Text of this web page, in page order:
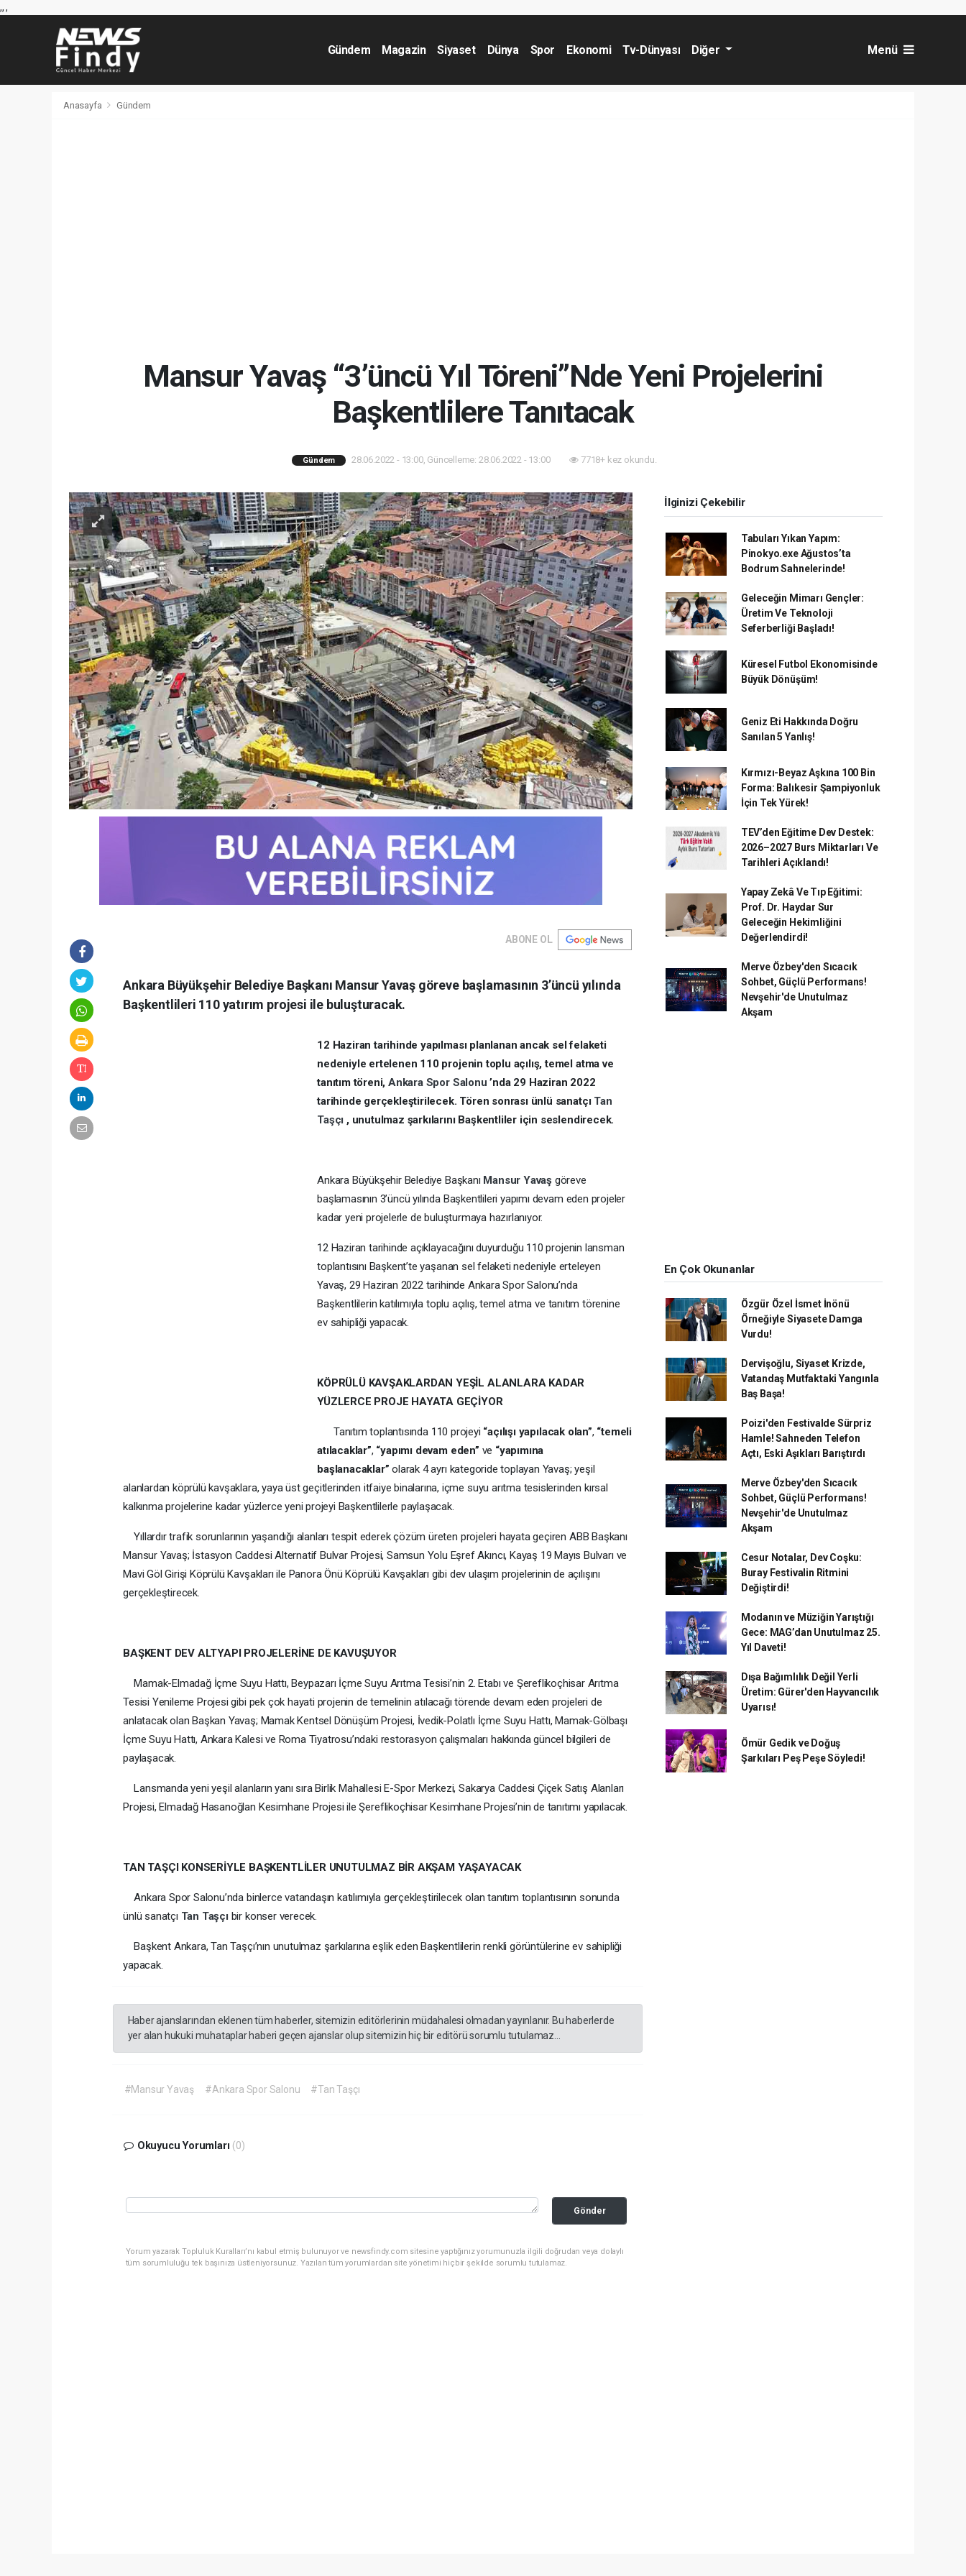
,,,
Gündem Magazin Siyaset Dünya Spor Ekonomi Tv-Dünyası Diğer Menü
Anasayfa Gündem
Mansur Yavaş “3’üncü Yıl Töreni”Nde Yeni Projelerini
Başkentlilere Tanıtacak
Gündem 28.06.2022 - 13:00, Güncelleme: 28.06.2022 - 13:00 7718+ kez okundu.
ABONE OL
Ankara Büyükşehir Belediye Başkanı Mansur Yavaş göreve başlamasının 3’üncü yılında
Başkentlileri 110 yatırım projesi ile buluşturacak.
12 Haziran tarihinde yapılması planlanan ancak sel felaketi
nedeniyle ertelenen 110 projenin toplu açılış, temel atma ve
tanıtım töreni,Ankara Spor Salonu’nda 29 Haziran 2022
tarihinde gerçekleştirilecek. Tören sonrası ünlü sanatçı Tan
Taşçı , unutulmaz şarkılarını Başkentliler için seslendirecek.
Ankara Büyükşehir Belediye Başkanı Mansur Yavaş göreve
başlamasının 3’üncü yılında Başkentlileri yapımı devam eden projeler
kadar yeni projelerle de buluşturmaya hazırlanıyor.
12 Haziran tarihinde açıklayacağını duyurduğu 110 projenin lansman
toplantısını Başkent’te yaşanan sel felaketi nedeniyle erteleyen
Yavaş, 29 Haziran 2022 tarihinde Ankara Spor Salonu’nda
Başkentlilerin katılımıyla toplu açılış, temel atma ve tanıtım törenine
ev sahipliği yapacak.
KÖPRÜLÜ KAVŞAKLARDAN YEŞİL ALANLARA KADAR
YÜZLERCE PROJE HAYATA GEÇİYOR
Tanıtım toplantısında 110 projeyi “açılışı yapılacak olan”, “temeli
atılacaklar”, “yapımı devam eden” ve “yapımına
başlanacaklar” olarak 4 ayrı kategoride toplayan Yavaş; yeşil
alanlardan köprülü kavşaklara, yaya üst geçitlerinden itfaiye binalarına, içme suyu arıtma tesislerinden kırsal
kalkınma projelerine kadar yüzlerce yeni projeyi Başkentlilerle paylaşacak.
Yıllardır trafik sorunlarının yaşandığı alanları tespit ederek çözüm üreten projeleri hayata geçiren ABB Başkanı
Mansur Yavaş; İstasyon Caddesi Alternatif Bulvar Projesi, Samsun Yolu Eşref Akıncı, Kayaş 19 Mayıs Bulvarı ve
Mavi Göl Girişi Köprülü Kavşakları ile Panora Önü Köprülü Kavşakları gibi dev ulaşım projelerinin de açılışını
gerçekleştirecek.
BAŞKENT DEV ALTYAPI PROJELERİNE DE KAVUŞUYOR
Mamak-Elmadağ İçme Suyu Hattı, Beypazarı İçme Suyu Arıtma Tesisi’nin 2. Etabı ve Şereflikoçhisar Arıtma
Tesisi Yenileme Projesi gibi pek çok hayati projenin de temelinin atılacağı törende devam eden projeleri de
anlatacak olan Başkan Yavaş; Mamak Kentsel Dönüşüm Projesi, İvedik-Polatlı İçme Suyu Hattı, Mamak-Gölbaşı
İçme Suyu Hattı, Ankara Kalesi ve Roma Tiyatrosu’ndaki restorasyon çalışmaları hakkında güncel bilgileri de
paylaşacak.
Lansmanda yeni yeşil alanların yanı sıra Birlik Mahallesi E-Spor Merkezi, Sakarya Caddesi Çiçek Satış Alanları
Projesi, Elmadağ Hasanoğlan Kesimhane Projesi ile Şereflikoçhisar Kesimhane Projesi’nin de tanıtımı yapılacak.
TAN TAŞÇI KONSERİYLE BAŞKENTLİLER UNUTULMAZ BİR AKŞAM YAŞAYACAK
Ankara Spor Salonu’nda binlerce vatandaşın katılımıyla gerçekleştirilecek olan tanıtım toplantısının sonunda
ünlü sanatçı Tan Taşçı bir konser verecek.
Başkent Ankara, Tan Taşçı’nın unutulmaz şarkılarına eşlik eden Başkentlilerin renkli görüntülerine ev sahipliği
yapacak.
Haber ajanslarından eklenen tüm haberler, sitemizin editörlerinin müdahalesi olmadan yayınlanır. Bu haberlerde
yer alan hukuki muhataplar haberi geçen ajanslar olup sitemizin hiç bir editörü sorumlu tutulamaz...
#Mansur Yavaş #Ankara Spor Salonu #Tan Taşçı
Okuyucu Yorumları (0)
Gönder
Yorum yazarak Topluluk Kuralları’nı kabul etmiş bulunuyor ve newsfindy.com sitesine yaptığınız yorumunuzla ilgili doğrudan veya dolaylı
tüm sorumluluğu tek başınıza üstleniyorsunuz. Yazılan tüm yorumlardan site yönetimi hiçbir şekilde sorumlu tutulamaz.
İlginizi Çekebilir
Tabuları Yıkan Yapım:
Pinokyo.exe Ağustos’ta
Bodrum Sahnelerinde!
Geleceğin Mimarı Gençler:
Üretim Ve Teknoloji
Seferberliği Başladı!
Küresel Futbol Ekonomisinde
Büyük Dönüşüm!
Geniz Eti Hakkında Doğru
Sanılan 5 Yanlış!
Kırmızı-Beyaz Aşkına 100 Bin
Forma: Balıkesir Şampiyonluk
İçin Tek Yürek!
TEV’den Eğitime Dev Destek:
2026–2027 Burs Miktarları Ve
Tarihleri Açıklandı!
Yapay Zekâ Ve Tıp Eğitimi:
Prof. Dr. Haydar Sur
Geleceğin Hekimliğini
Değerlendirdi!
Merve Özbey'den Sıcacık
Sohbet, Güçlü Performans!
Nevşehir'de Unutulmaz
Akşam
En Çok Okunanlar
Özgür Özel İsmet İnönü
Örneğiyle Siyasete Damga
Vurdu!
Dervişoğlu, Siyaset Krizde,
Vatandaş Mutfaktaki Yangınla
Baş Başa!
Poizi'den Festivalde Sürpriz
Hamle! Sahneden Telefon
Açtı, Eski Aşıkları Barıştırdı
Merve Özbey'den Sıcacık
Sohbet, Güçlü Performans!
Nevşehir'de Unutulmaz
Akşam
Cesur Notalar, Dev Coşku:
Buray Festivalin Ritmini
Değiştirdi!
Modanın ve Müziğin Yarıştığı
Gece: MAG’dan Unutulmaz 25.
Yıl Daveti!
Dışa Bağımlılık Değil Yerli
Üretim: Gürer'den Hayvancılık
Uyarısı!
Ömür Gedik ve Doğuş
Şarkıları Peş Peşe Söyledi!